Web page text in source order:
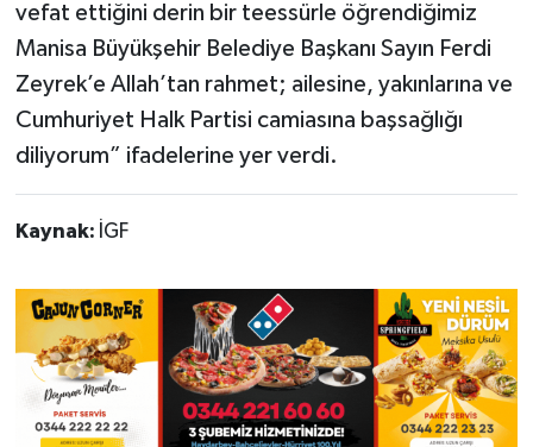
vefat ettiğini derin bir teessürle öğrendiğimiz
Manisa Büyükşehir Belediye Başkanı Sayın Ferdi
Zeyrek’e Allah’tan rahmet; ailesine, yakınlarına ve
Cumhuriyet Halk Partisi camiasına başsağlığı
diliyorum” ifadelerine yer verdi.
Kaynak: İGF